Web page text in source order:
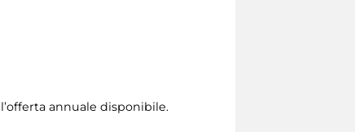
annuale disponibile.